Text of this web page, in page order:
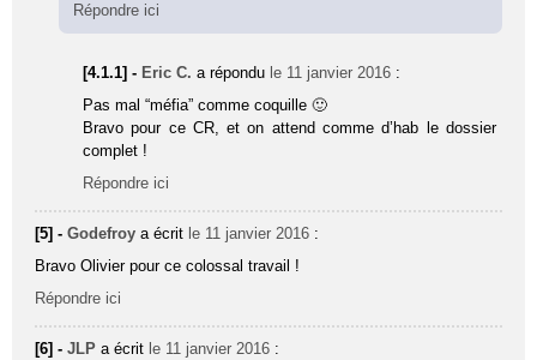
Répondre ici
[4.1.1] - Eric C. a répondu le 11 janvier 2016 :
Pas mal “méfia” comme coquille 🙂
Bravo pour ce CR, et on attend comme d’hab le dossier
complet !
Répondre ici
[5] -Godefroy a écrit le 11 janvier 2016 :
Bravo Olivier pour ce colossal travail !
Répondre ici
[6] -JLP a écrit le 11 janvier 2016 :